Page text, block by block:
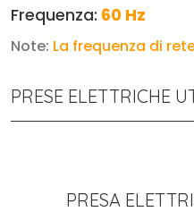
Frequenza: 60 Hz
Note: La frequenza di
PRESE ELETTRICHE
PRESA